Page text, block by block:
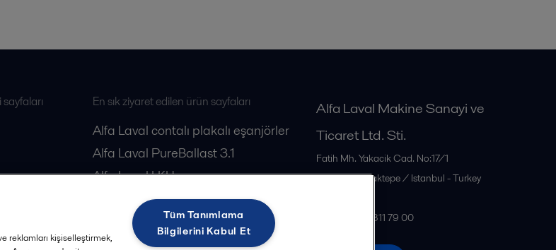
En sık ziyaret edilen ürün sayfaları
Alfa Laval contalı plakalı eşanjörler
Alfa Laval PureBallast 3.1
Alfa Laval LKH pompa
Alfa Laval dekantörler
Alfa Laval separatörler
Alfa Laval Makine Sanayi ve
Ticaret Ltd. Sti.
Fatih Mh. Yakacik Cad. No:17/1
34885Sancaktepe / Istanbul - Turkey
Tel: +90 216 311 79 00
reklamları kişiselleştirmek,
Tüm Tanımlama
Bilgilerini Kabul Et